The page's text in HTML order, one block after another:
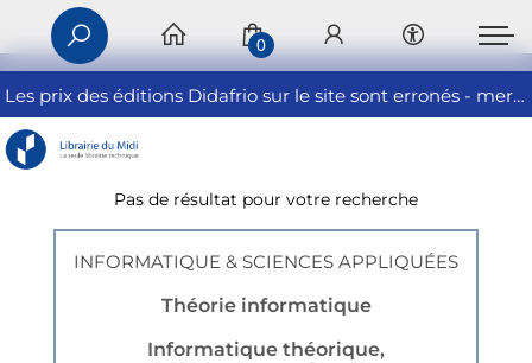
Les prix des éditions Didafrio sur le site sont erronés - merci de nous contacter
0
Pas de résultat pour votre recherche
INFORMATIQUE & SCIENCES APPLIQUÉES
Théorie informatique
Informatique théorique,